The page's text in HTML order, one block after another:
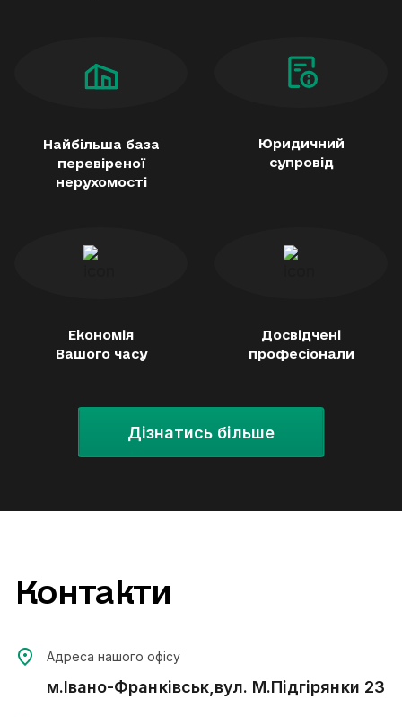
Найбільша база
перевіреної
нерухомості
Юридичний
супровід
Економія
Вашого часу
Досвідчені
професіонали
Дізнатись більше
Контакти
Адреса нашого офісу
м.Івано-Франківськ,вул. М.Підгірянки 23